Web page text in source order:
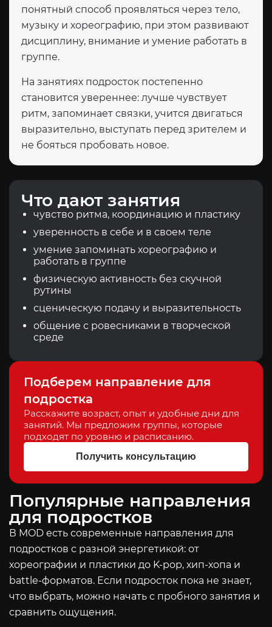
понятный способ проявляться через тело,
музыку и хореографию, при этом развивают
дисциплину, внимание и умение работать в
группе.
На занятиях подросток постепенно
становится увереннее: лучше чувствует
ритм, запоминает связки, учится двигаться
выразительно, выступать перед зрителем и
не бояться пробовать новое.
Что дают занятия
чувство ритма, координацию и пластику
уверенность в себе и в своем теле
умение запоминать хореографию и
работать в группе
физическую активность без скучной
рутины
сценическую подачу и выразительность
общение с ровесниками в творческой
среде
Подберем направление для
подростка
Расскажите возраст, опыт и удобные дни для
занятий. Мы предложим группы, которые
подходят по уровню и расписанию.
Получить консультацию
Популярные направления
для подростков
В MOD есть современные направления для
подростков с разной энергетикой: от
хореографии и пластики до K-pop, хип-хопа и
battle-форматов. Если подросток пока не знает,
что выбрать, можно начать с пробного занятия и
сравнить ощущения.